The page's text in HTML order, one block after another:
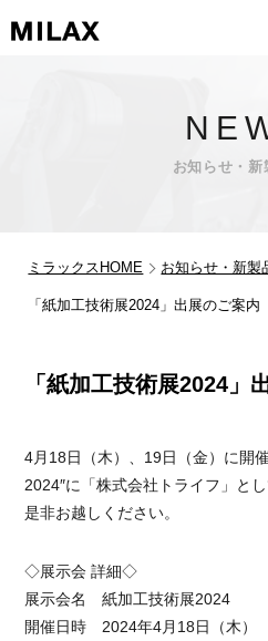
お知らせ・新
ミラックスHOME お知らせ・新製
「紙加工技術展2024」出展のご案内
「紙加工技術展2024」
4月18日（木）、19日（金）に開
2024″に「株式会社トライフ」と
是非お越しください。
◇展示会 詳細◇
展示会名 紙加工技術展2024
開催日時 2024年4月18日（木）